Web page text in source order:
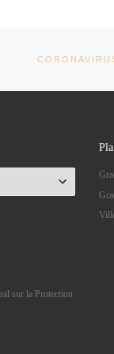
LA LISTE DES
sur la Protection